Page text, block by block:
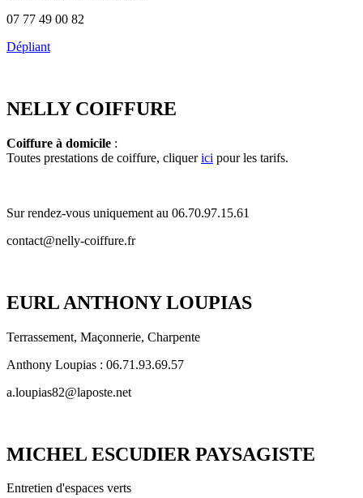
07 77 49 00 82
Dépliant
NELLY COIFFURE
Coiffure à domicile :
Toutes prestations de coiffure, cliquerici pour les tarifs.
Sur rendez-vous uniquement au 06.70.97.15.61
contact@nelly-coiffure.fr
EURL ANTHONY LOUPIAS
Terrassement, Maçonnerie, Charpente
Anthony Loupias : 06.71.93.69.57
a.loupias82@laposte.net
MICHEL ESCUDIER PAYSAGISTE
Entretien d'espaces verts